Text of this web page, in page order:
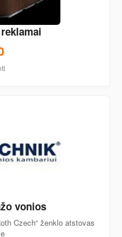
vonios
Czech“ ženklo atstovas